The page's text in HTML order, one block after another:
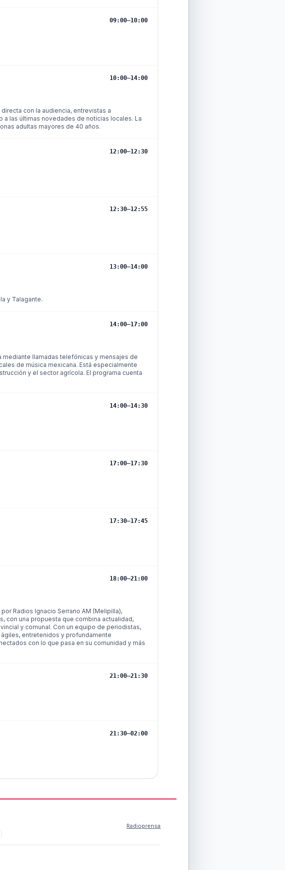
09:00–10:00
10:00–14:00
con la audiencia, entrevistas a
las últimas novedades de noticias locales. La
adultas mayores de 40 años.
12:00–12:30
12:30–12:55
13:00–14:00
y Talagante.
14:00–17:00
mediante llamadas telefónicas y mensajes de
de música mexicana. Está especialmente
y el sector agrícola. El programa cuenta
14:00–14:30
17:00–17:30
17:30–17:45
18:00–21:00
Radios Ignacio Serrano AM (Melipilla),
con una propuesta que combina actualidad,
y comunal. Con un equipo de periodistas,
entretenidos y profundamente
con lo que pasa en su comunidad y más
21:00–21:30
21:30–02:00
Radioprensa